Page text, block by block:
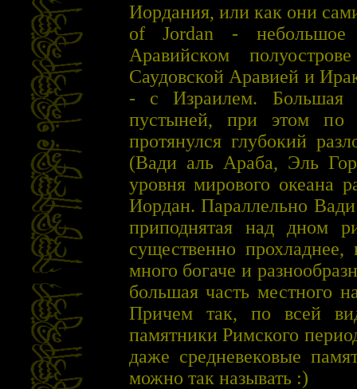
Иордания, или как они
of Jordan - небольшое
Аравийском
Саудовской Аравией и
- с Израилем. Большая
пустыней, при этом
протянулся глубокий
(Вади аль Араба, Эль
уровня мирового океана
Иордан. Параллельно
приподнятая над дном
существенно
много богаче и
большая часть местного
Причем так, по всей
памятники Римского
даже средневековые
можно так называть :)